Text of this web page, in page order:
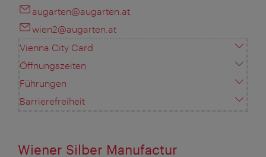
augarten@augarten.at
wien2@augarten.at
Vienna City Card
Öffnungszeiten
Führungen
Barrierefreiheit
Wiener Silber Manufactur